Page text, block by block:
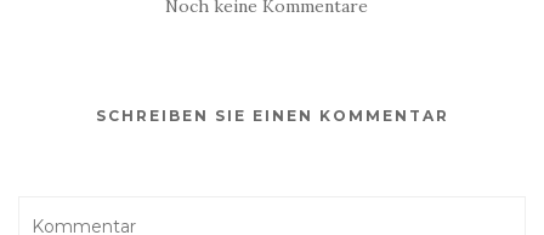
Noch keine Kommentare
SCHREIBEN SIE EINEN KOMMENTAR